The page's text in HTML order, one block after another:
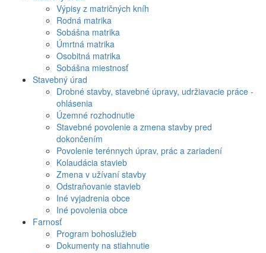
Výpisy z matričných kníh
Rodná matrika
Sobášna matrika
Úmrtná matrika
Osobitná matrika
Sobášna miestnosť
Stavebný úrad
Drobné stavby, stavebné úpravy, udržiavacie práce -
ohlásenia
Územné rozhodnutie
Stavebné povolenie a zmena stavby pred
dokončením
Povolenie terénnych úprav, prác a zariadení
Kolaudácia stavieb
Zmena v užívaní stavby
Odstraňovanie stavieb
Iné vyjadrenia obce
Iné povolenia obce
Farnosť
Program bohoslužieb
Dokumenty na stiahnutie